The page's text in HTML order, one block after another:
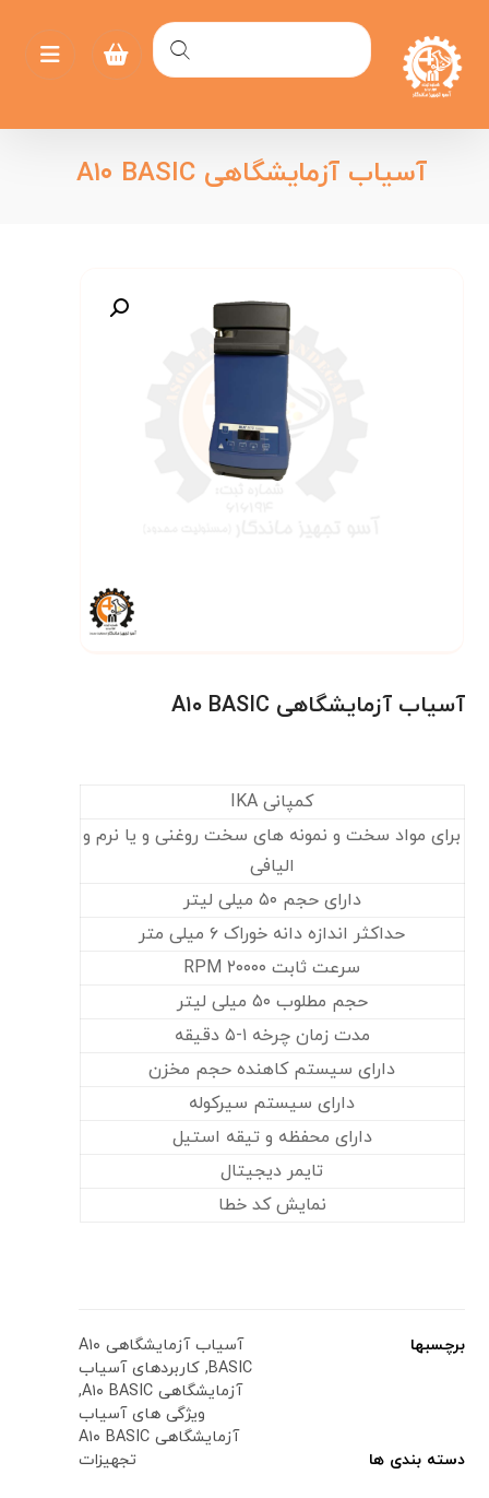
آسیاب آزمایشگاهی A۱۰ BASIC
بزرگنمایی تصویر
آسیاب آزمایشگاهی A۱۰ BASIC
کمپانی IKA
برای مواد سخت و نمونه های سخت روغنی و یا نرم و
الیافی
دارای حجم ۵۰ میلی لیتر
حداکثر اندازه دانه خوراک ۶ میلی متر
سرعت ثابت ۲۰۰۰۰ RPM
حجم مطلوب ۵۰ میلی لیتر
مدت زمان چرخه ۱-۵ دقیقه
دارای سیستم کاهنده حجم مخزن
دارای سیستم سیرکوله
دارای محفظه و تیقه استیل
تایمر دیجیتال
نمایش کد خطا
برچسبها
آسیاب آزمایشگاهی A۱۰
BASIC
, کاربردهای آسیاب
آزمایشگاهی A۱۰ BASIC
,
ویژگی های آسیاب
آزمایشگاهی A۱۰ BASIC
دسته بندی ها
تجهیزات